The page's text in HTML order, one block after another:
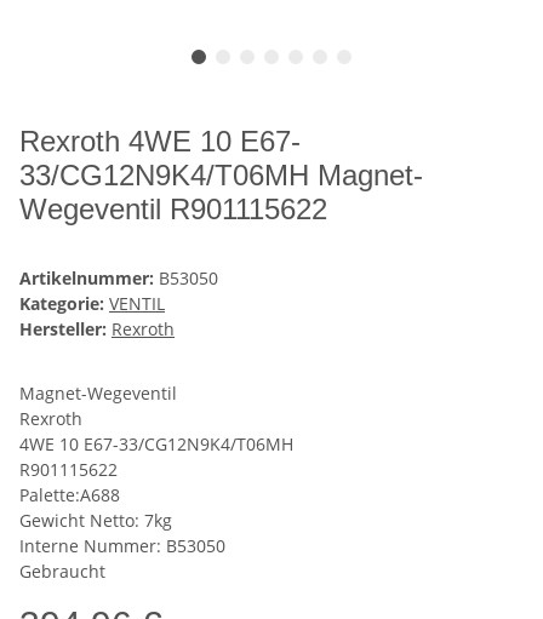
Rexroth 4WE 10 E67-
33/CG12N9K4/T06MH Magnet-
Wegeventil R901115622
Artikelnummer: B53050
Kategorie: VENTIL
Hersteller: Rexroth
Magnet-Wegeventil
Rexroth
4WE 10 E67-33/CG12N9K4/T06MH
R901115622
Palette:A688
Gewicht Netto: 7kg
Interne Nummer: B53050
Gebraucht